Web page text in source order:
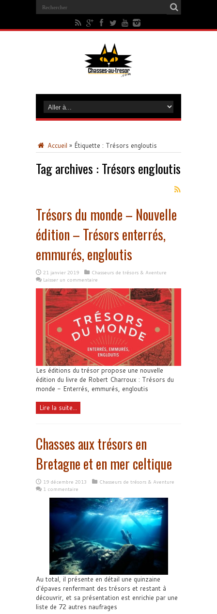
Accueil » Étiquette : Trésors engloutis
Tag archives : Trésors engloutis
Trésors du monde – Nouvelle
édition – Trésors enterrés,
emmurés, engloutis
21 janvier 2019
Chasseurs de trésors & Aventure
Laisser un commentaire
Les éditions du trésor propose une nouvelle
édition du livre de Robert Charroux : Trésors du
monde - Enterrés, emmurés, engloutis
Lire la suite...
Chasses aux trésors en
Bretagne et en mer celtique
19 décembre 2013
Chasseurs de trésors & Aventure
1 commentaire
Au total, il présente en détail une quinzaine
d'épaves renfermant des trésors et restant à
découvrir, et sa présentation est enrichie par une
liste de 72 autres naufrages